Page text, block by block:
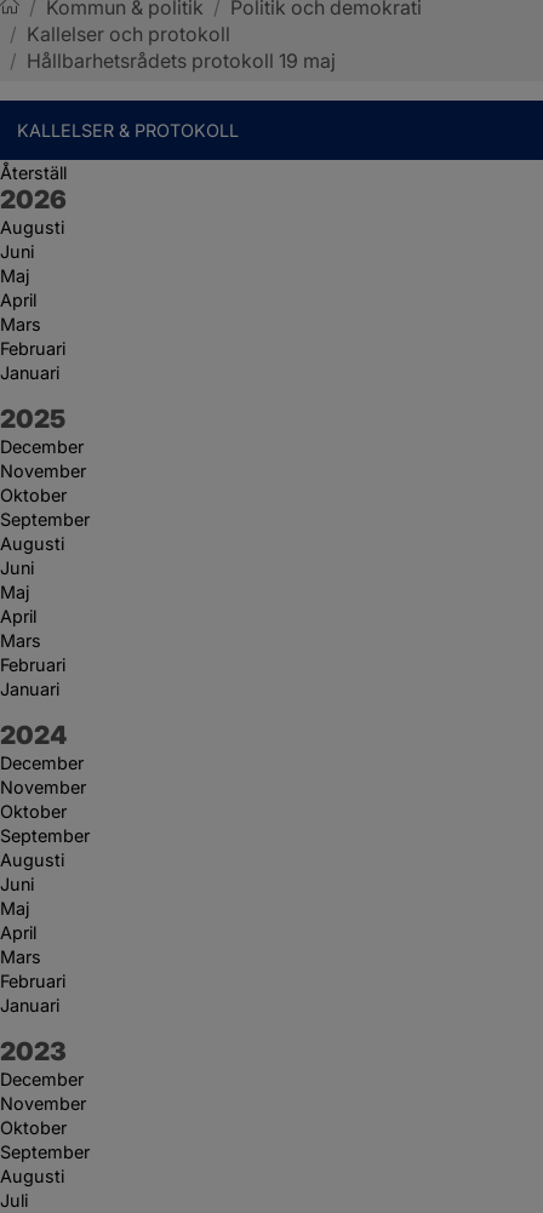
Sotenäs kommun
/ Kommun & politik / Politik och demokrati
/ Kallelser och protokoll
/ Hållbarhetsrådets protokoll 19 maj
KALLELSER & PROTOKOLL
Återställ
År:
2026
Augusti
Juni
Maj
April
Mars
Februari
Januari
År:
2025
December
November
Oktober
September
Augusti
Juni
Maj
April
Mars
Februari
Januari
År:
2024
December
November
Oktober
September
Augusti
Juni
Maj
April
Mars
Februari
Januari
År:
2023
December
November
Oktober
September
Augusti
Juli